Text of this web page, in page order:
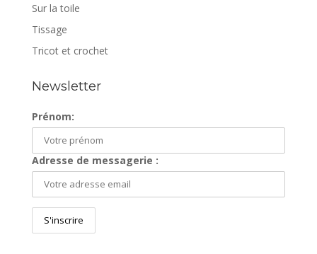
Sur la toile
Tissage
Tricot et crochet
Newsletter
Prénom:
Adresse de messagerie :